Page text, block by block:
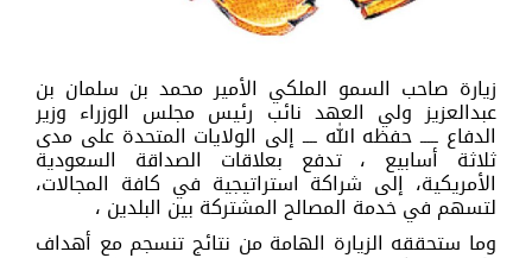
زيارة صاحب السمو الملكي الأمير محمد بن سلمان بن
عبدالعزيز ولي العهد نائب رئيس مجلس الوزراء وزير
الدفاع ـــــ حفظه الله ــــ إلى الولايات المتحدة على مدى
ثلاثة أسابيع ، تدفع بعلاقات الصداقة السعودية
الأمريكية، إلى شراكة استراتيجية في كافة المجالات،
لتسهم في خدمة المصالح المشتركة بين البلدين ،
وما ستحققه الزيارة الهامة من نتائج تنسجم مع أهداف